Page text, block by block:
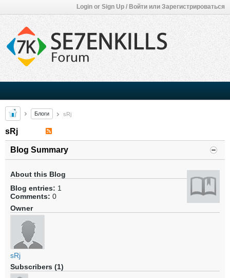
Login or Sign Up / Войти или Зарегистрироваться
Блоги sRj
sRj
Blog Summary
About this Blog
Blog entries: 1
Comments: 0
Owner
sRj
Subscribers (1)